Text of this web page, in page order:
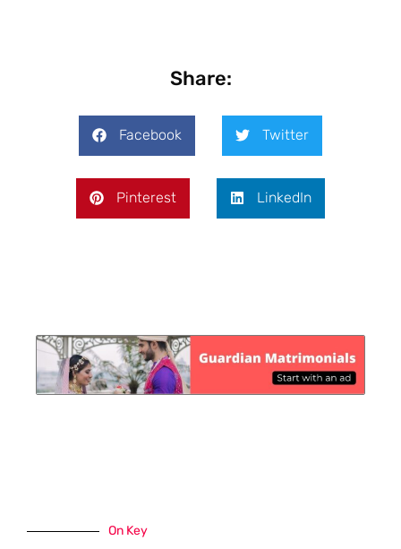
Share:
Facebook Twitter
Pinterest LinkedIn
On Key